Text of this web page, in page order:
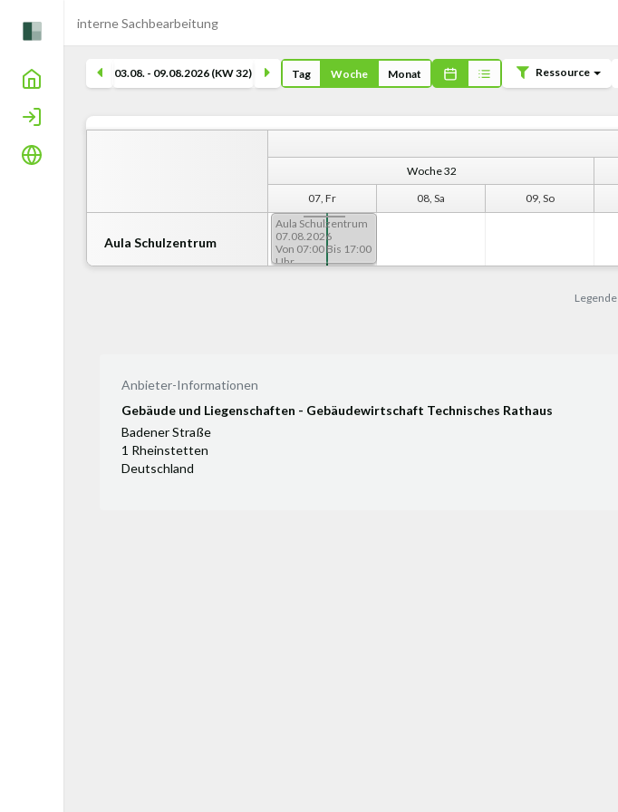
Home
Login
interne Sachbearbeitung
03.08. - 09.08.2026 (KW 32) Tag Woche Monat Ressource
Aula Schulzentrum
Woche 32
07, Fr 08, Sa 09, So
Aula Schulzentrum
07.08.2026
Von 07:00 Bis 17:00
Uhr
Legende
Anbieter-Informationen
Gebäude und Liegenschaften - Gebäudewirtschaft Technisches Rathaus
Badener Straße
1 Rheinstetten
Deutschland